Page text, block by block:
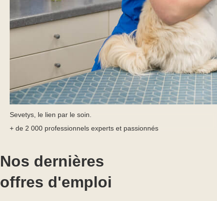
Sevetys, le lien par le soin.
+ de 2 000 professionnels experts et passionnés
Nos dernières
offres d'emploi